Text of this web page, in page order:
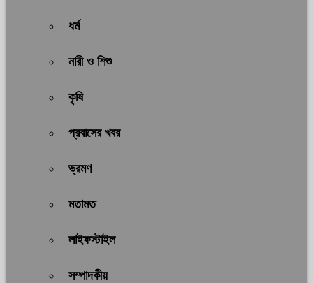
ধর্ম
নারী ও শিশু
কৃষি
প্রবাসের খবর
ভ্রমণ
মতামত
লাইফস্টাইল
সম্পাদকীয়